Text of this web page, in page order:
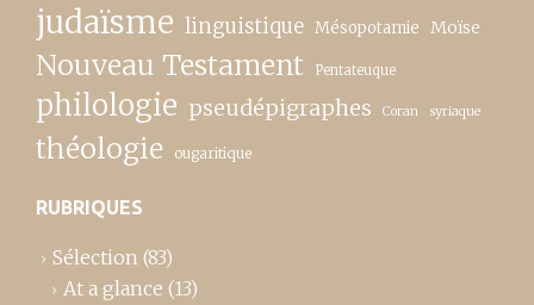
judaïsme linguistique Mésopotamie Moïse
Nouveau Testament Pentateuque
philologie pseudépigraphes Coran syriaque
théologie ougaritique
RUBRIQUES
Sélection (83)
At a glance (13)